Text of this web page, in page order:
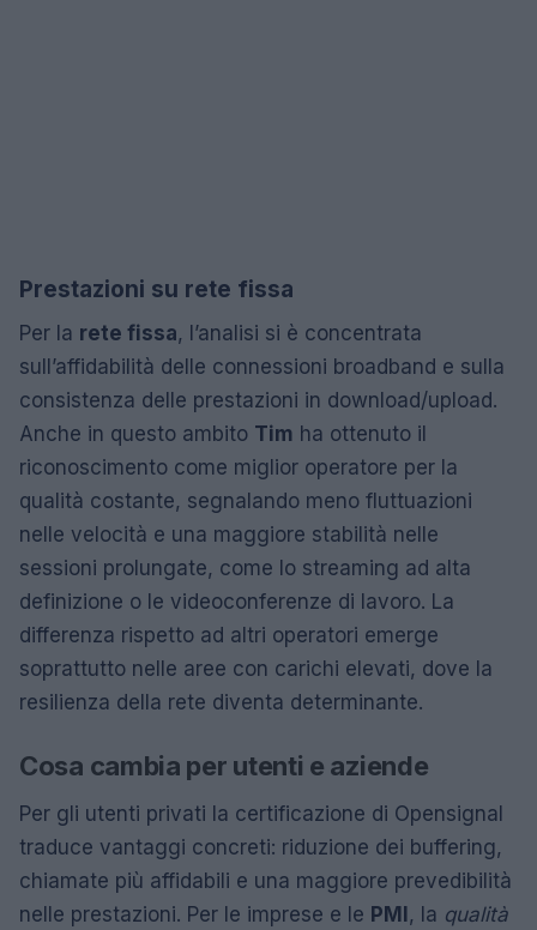
Prestazioni su rete fissa
Per la rete fissa, l’analisi si è concentrata
sull’affidabilità delle connessioni broadband e sulla
consistenza delle prestazioni in download/upload.
Anche in questo ambito Tim ha ottenuto il
riconoscimento come miglior operatore per la
qualità costante, segnalando meno fluttuazioni
nelle velocità e una maggiore stabilità nelle
sessioni prolungate, come lo streaming ad alta
definizione o le videoconferenze di lavoro. La
differenza rispetto ad altri operatori emerge
soprattutto nelle aree con carichi elevati, dove la
resilienza della rete diventa determinante.
Cosa cambia per utenti e aziende
Per gli utenti privati la certificazione di Opensignal
traduce vantaggi concreti: riduzione dei buffering,
chiamate più affidabili e una maggiore prevedibilità
nelle prestazioni. Per le imprese e le PMI , la qualità